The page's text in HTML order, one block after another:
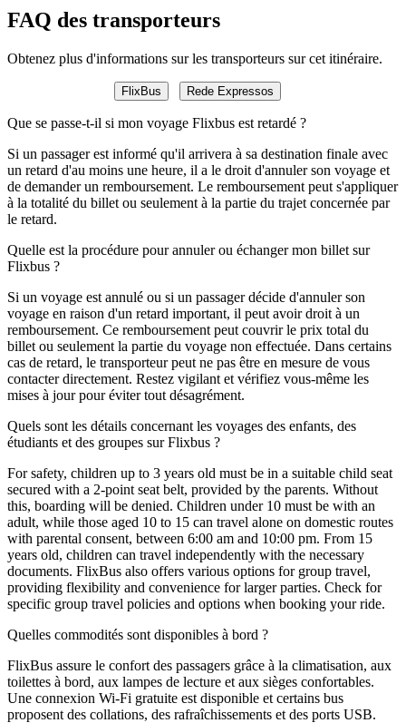
FAQ des transporteurs
Obtenez plus d'informations sur les transporteurs sur cet itinéraire.
FlixBus Rede Expressos
Que se passe-t-il si mon voyage Flixbus est retardé ?
Si un passager est informé qu'il arrivera à sa destination finale avec
un retard d'au moins une heure, il a le droit d'annuler son voyage et
de demander un remboursement. Le remboursement peut s'appliquer
à la totalité du billet ou seulement à la partie du trajet concernée par
le retard.
Quelle est la procédure pour annuler ou échanger mon billet sur
Flixbus ?
Si un voyage est annulé ou si un passager décide d'annuler son
voyage en raison d'un retard important, il peut avoir droit à un
remboursement. Ce remboursement peut couvrir le prix total du
billet ou seulement la partie du voyage non effectuée. Dans certains
cas de retard, le transporteur peut ne pas être en mesure de vous
contacter directement. Restez vigilant et vérifiez vous-même les
mises à jour pour éviter tout désagrément.
Quels sont les détails concernant les voyages des enfants, des
étudiants et des groupes sur Flixbus ?
For safety, children up to 3 years old must be in a suitable child seat
secured with a 2-point seat belt, provided by the parents. Without
this, boarding will be denied. Children under 10 must be with an
adult, while those aged 10 to 15 can travel alone on domestic routes
with parental consent, between 6:00 am and 10:00 pm. From 15
years old, children can travel independently with the necessary
documents. FlixBus also offers various options for group travel,
providing flexibility and convenience for larger parties. Check for
specific group travel policies and options when booking your ride.
Quelles commodités sont disponibles à bord ?
FlixBus assure le confort des passagers grâce à la climatisation, aux
toilettes à bord, aux lampes de lecture et aux sièges confortables.
Une connexion Wi-Fi gratuite est disponible et certains bus
proposent des collations, des rafraîchissements et des ports USB.